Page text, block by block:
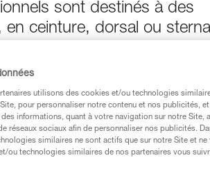
sont destinés à des
en ceinture, dorsal ou
usages.
dans ce conseil avant de le
technique pour pouvoir
utilisons des cookies et/ou technologies
pour personnaliser notre contenu et nos publicités,
informations, quant à votre navigation sur notre Site,
réseaux sociaux afin de personnaliser nos publicités.
similaires ne sont actifs que sur notre Site et ne
ou technologies similaires de nos partenaires vous